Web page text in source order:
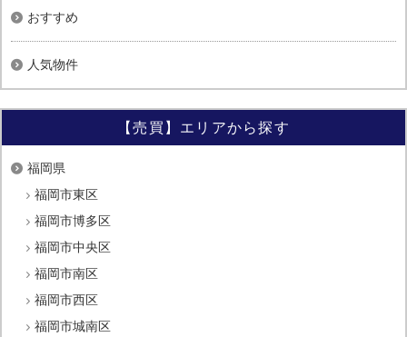
おすすめ
人気物件
【売買】エリアから探す
福岡県
福岡市東区
福岡市博多区
福岡市中央区
福岡市南区
福岡市西区
福岡市城南区